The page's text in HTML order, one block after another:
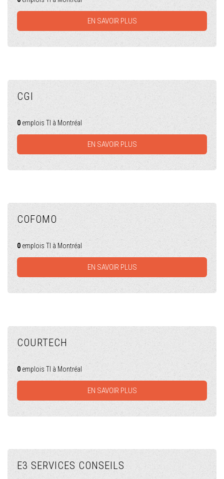
EN SAVOIR PLUS
CGI
0 emplois TI à Montréal
EN SAVOIR PLUS
COFOMO
0 emplois TI à Montréal
EN SAVOIR PLUS
COURTECH
0 emplois TI à Montréal
EN SAVOIR PLUS
E3 SERVICES CONSEILS